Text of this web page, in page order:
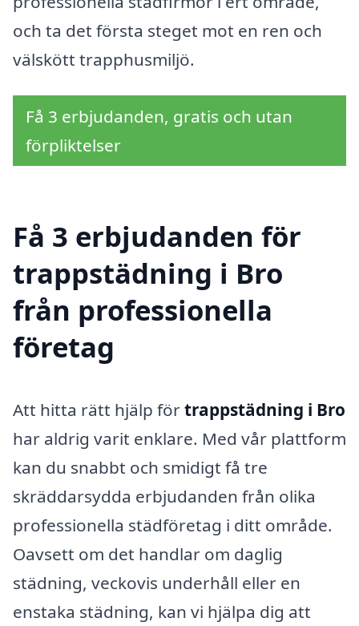
och ta det första steget mot en ren och
välskött trapphusmiljö.
Få 3 erbjudanden, gratis och utan
förpliktelser
Få 3 erbjudanden för
trappstädning i Bro
från professionella
företag
Att hitta rätt hjälp förtrappstädning i Bro
har aldrig varit enklare. Med vår plattform
kan du snabbt och smidigt få tre
skräddarsydda erbjudanden från olika
professionella städföretag i ditt område.
Oavsett om det handlar om daglig
städning, veckovis underhåll eller en
enstaka städning, kan vi hjälpa dig att